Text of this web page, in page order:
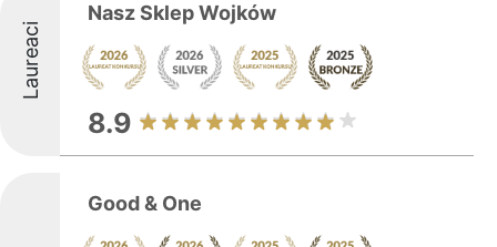
Laureaci
Nasz Sklep Wojków
8.9
Good & One